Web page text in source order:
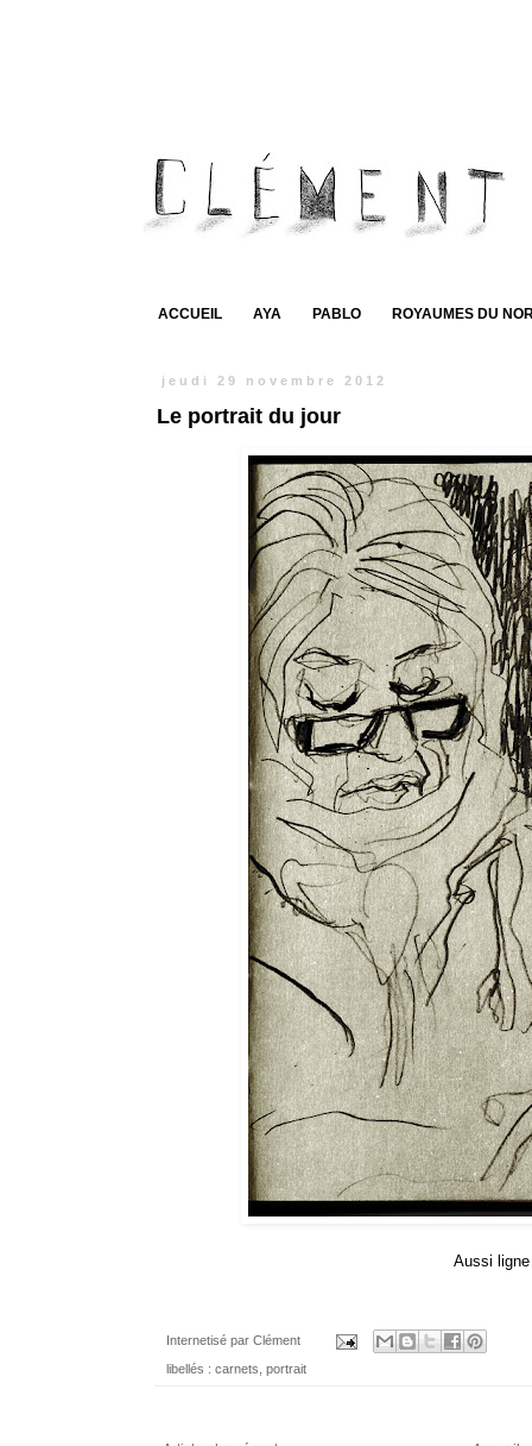
ACCUEIL AYA PABLO ROYAUMES DU
jeudi 29 novembre 2012
Le portrait du jour
Aussi
Internetisé par Clément
libellés : carnets, portrait